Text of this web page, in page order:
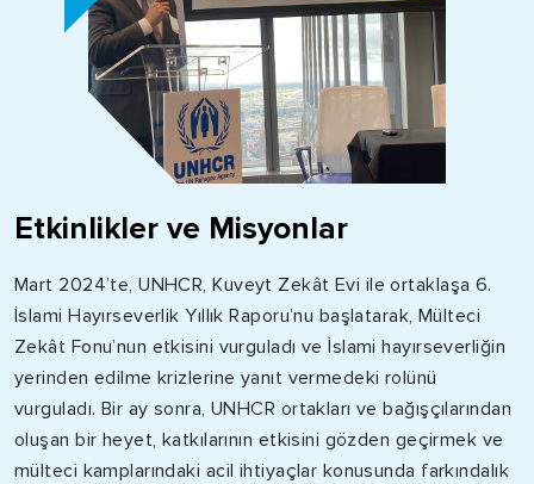
Etkinlikler ve Misyonlar
Mart 2024’te, UNHCR, Kuveyt Zekât Evi ile ortaklaşa 6.
İslami Hayırseverlik Yıllık Raporu’nu başlatarak, Mülteci
Zekât Fonu’nun etkisini vurguladı ve İslami hayırseverliğin
yerinden edilme krizlerine yanıt vermedeki rolünü
vurguladı. Bir ay sonra, UNHCR ortakları ve bağışçılarından
oluşan bir heyet, katkılarının etkisini gözden geçirmek ve
mülteci kamplarındaki acil ihtiyaçlar konusunda farkındalık